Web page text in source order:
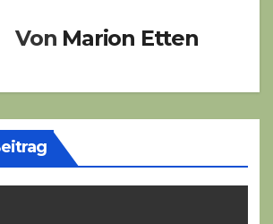
Von Marion Etten